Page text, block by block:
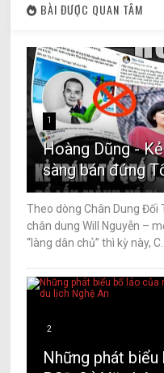
BÀI ĐƯỢC QUAN TÂM
1
Hoàng Dũng -
sàng bán đứng
Theo dòng Chân Dung Đối
chân dung Will Nguyễn –
“làng dân chủ” thì kỳ này, C...
2
Những phát biểu